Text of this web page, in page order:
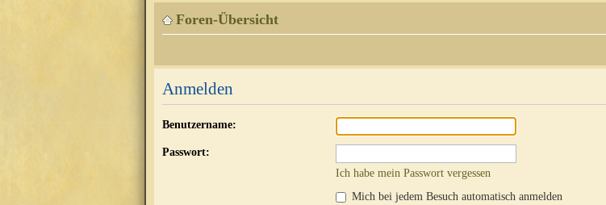
Foren-Übersicht
Anmelden
Benutzername:
Passwort:
Ich habe mein Passwort vergessen
Mich bei jedem Besuch automatisch anmelden